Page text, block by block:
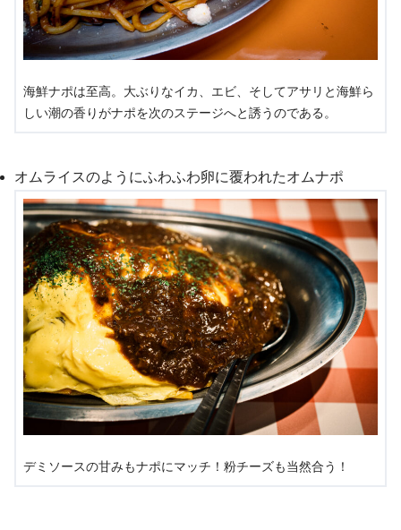
海鮮ナポは至高。大ぶりなイカ、エビ、そしてアサリと海鮮ら
しい潮の香りがナポを次のステージへと誘うのである。
オムライスのようにふわふわ卵に覆われたオムナポ
デミソースの甘みもナポにマッチ！粉チーズも当然合う！